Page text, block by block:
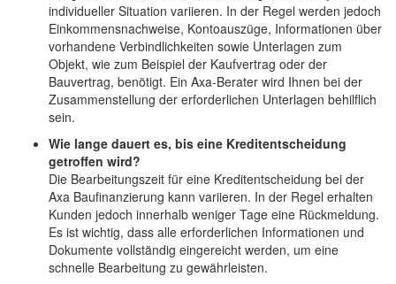
individueller Situation variieren. In der Regel werden jedoch
Einkommensnachweise, Kontoauszüge, Informationen über
vorhandene Verbindlichkeiten sowie Unterlagen zum
Objekt, wie zum Beispiel der Kaufvertrag oder der
Bauvertrag, benötigt. Ein Axa-Berater wird Ihnen bei der
Zusammenstellung der erforderlichen Unterlagen behilflich
sein.
Wie lange dauert es, bis eine Kreditentscheidung
getroffen wird?
Die Bearbeitungszeit für eine Kreditentscheidung bei der
Axa Baufinanzierung kann variieren. In der Regel erhalten
Kunden jedoch innerhalb weniger Tage eine Rückmeldung.
Es ist wichtig, dass alle erforderlichen Informationen und
Dokumente vollständig eingereicht werden, um eine
schnelle Bearbeitung zu gewährleisten.